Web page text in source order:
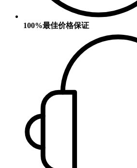
100%最佳价格保证